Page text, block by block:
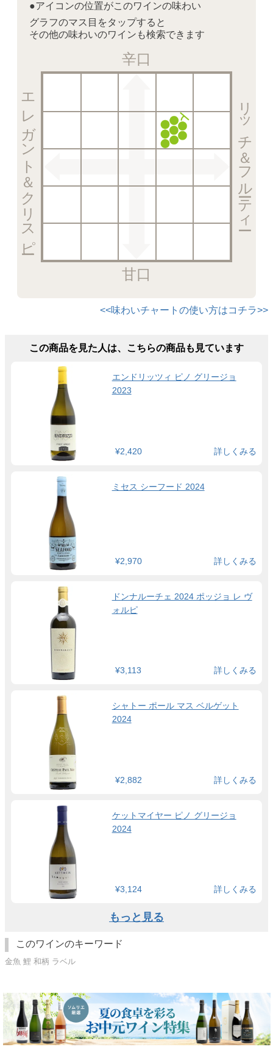
●アイコンの位置がこのワインの味わい
グラフのマス目をタップすると
その他の味わいのワインも検索できます
辛口
リッチ＆フルーティー
甘口
エレガント＆クリスピー
<<味わいチャートの使い方はコチラ>>
この商品を見た人は、こちらの商品も見ています
エンドリッツィ ピノ グリージョ
2023
¥2,420 詳しくみる
ミセス シーフード 2024
¥2,970 詳しくみる
ドンナルーチェ 2024 ポッジョ レ ヴ
ォルピ
¥3,113 詳しくみる
シャトー ポール マス ベルゲット
2024
¥2,882 詳しくみる
ケットマイヤー ピノ グリージョ
2024
¥3,124 詳しくみる
もっと見る
このワインのキーワード
金魚 鯉 和柄 ラベル